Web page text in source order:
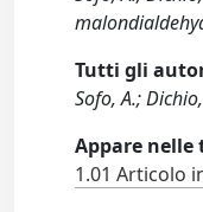
Tutti gli
Sofo, A.;
Appare nelle
1.01 Articolo